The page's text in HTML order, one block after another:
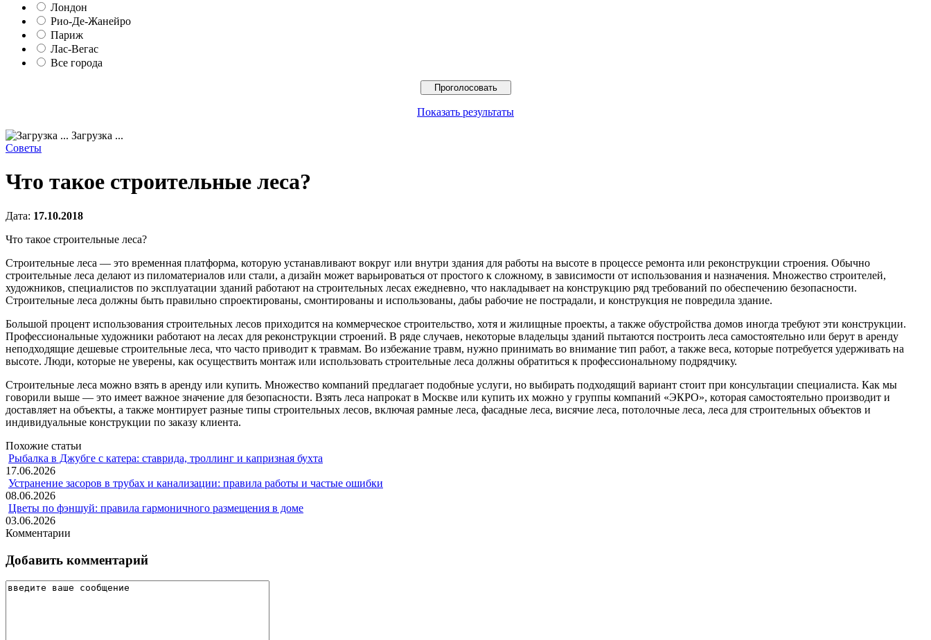
Лондон
Рио-Де-Жанейро
Париж
Лас-Вегас
Все города
Показать результаты
Загрузка ...
Советы
Что такое строительные леса?
Дата: 17.10.2018
Что такое строительные леса?
Строительные леса — это временная платформа, которую устанавливают вокруг или внутри здания для работы на высоте в процессе ремонта или реконструкции строения. Обычно
строительные леса делают из пиломатериалов или стали, а дизайн может варьироваться от простого к сложному, в зависимости от использования и назначения. Множество строителей,
художников, специалистов по эксплуатации зданий работают на строительных лесах ежедневно, что накладывает на конструкцию ряд требований по обеспечению безопасности.
Строительные леса должны быть правильно спроектированы, смонтированы и использованы, дабы рабочие не пострадали, и конструкция не повредила здание.
Большой процент использования строительных лесов приходится на коммерческое строительство, хотя и жилищные проекты, а также обустройства домов иногда требуют эти конструкции.
Профессиональные художники работают на лесах для реконструкции строений. В ряде случаев, некоторые владельцы зданий пытаются построить леса самостоятельно или берут в аренду
неподходящие дешевые строительные леса, что часто приводит к травмам. Во избежание травм, нужно принимать во внимание тип работ, а также веса, которые потребуется удерживать на
высоте. Люди, которые не уверены, как осуществить монтаж или использовать строительные леса должны обратиться к профессиональному подрядчику.
Строительные леса можно взять в аренду или купить. Множество компаний предлагает подобные услуги, но выбирать подходящий вариант стоит при консультации специалиста. Как мы
говорили выше — это имеет важное значение для безопасности. Взять леса напрокат в Москве или купить их можно у группы компаний «ЭКРО», которая самостоятельно производит и
доставляет на объекты, а также монтирует разные типы строительных лесов, включая рамные леса, фасадные леса, висячие леса, потолочные леса, леса для строительных объектов и
индивидуальные конструкции по заказу клиента.
Похожие статьи
Рыбалка в Джубге с катера: ставрида, троллинг и капризная бухта
17.06.2026
Устранение засоров в трубах и канализации: правила работы и частые ошибки
08.06.2026
Цветы по фэншуй: правила гармоничного размещения в доме
03.06.2026
Комментарии
Добавить комментарий